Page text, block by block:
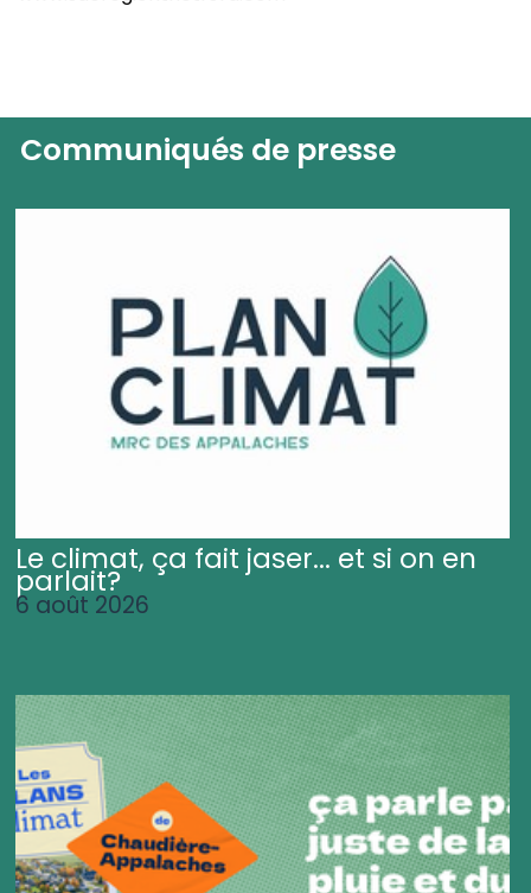
Communiqués de presse
Le climat, ça fait jaser... et si on en
parlait?
6 août 2026